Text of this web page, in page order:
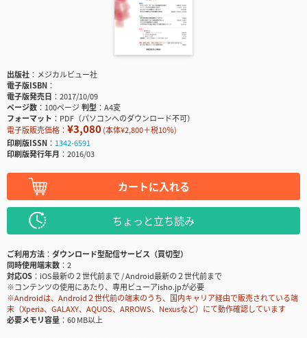
出版社
メジカルビュー社
電子版ISBN
電子版発売日
2017/10/09
ページ数
100ページ判型
A4変
フォーマット
PDF（パソコンへのダウンロード不可）
電子版販売価格： ¥3,080(本体¥2,800＋税10％)
印刷版ISSN
1342-6591
印刷版発行年月
2016/03
カートに入れる
ちょっと立ち読み
ご利用方法
ダウンロード型配信サービス（買切型）
同時使用端末数
2
対応OS
iOS最新の２世代前まで / Android最新の２世代前まで
※コンテンツの使用にあたり、専用ビューアisho.jpが必要
※Androidは、Android２世代前の端末のうち、国内キャリア経由で販売されている端
末（Xperia、GALAXY、AQUOS、ARROWS、Nexusなど）にて動作確認しています
必要メモリ容量
60 MB以上